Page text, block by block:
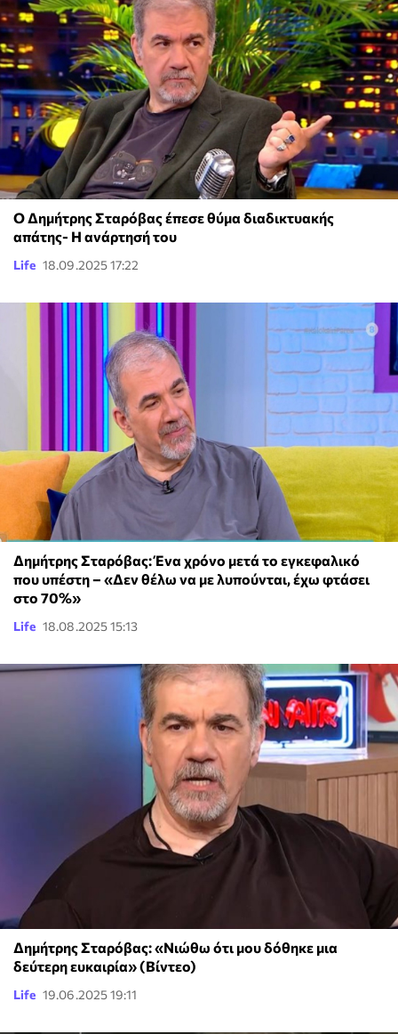
Ο Δημήτρης Σταρόβας έπεσε θύμα διαδικτυακής
απάτης- Η ανάρτησή του
Life 18.09.2025 17:22
Δημήτρης Σταρόβας: Ένα χρόνο μετά το εγκεφαλικό
που υπέστη – «Δεν θέλω να με λυπούνται, έχω φτάσει
στο 70%»
Life 18.08.2025 15:13
Δημήτρης Σταρόβας: «Νιώθω ότι μου δόθηκε μια
δεύτερη ευκαιρία» (Βίντεο)
Life 19.06.2025 19:11